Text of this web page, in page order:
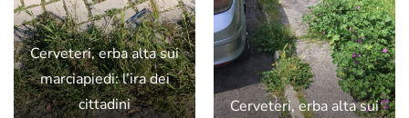
Cerveteri, erba alta sui
marciapiedi: l’ira dei
cittadini
Cerveteri, erba alta sui